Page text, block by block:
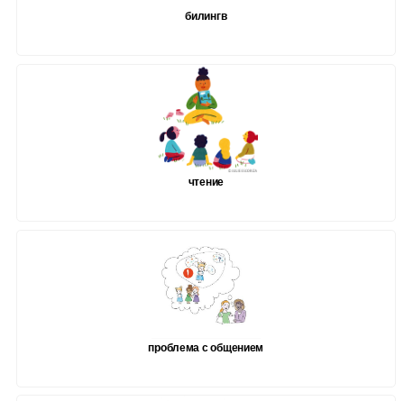
билингв
чтение
проблема с общением